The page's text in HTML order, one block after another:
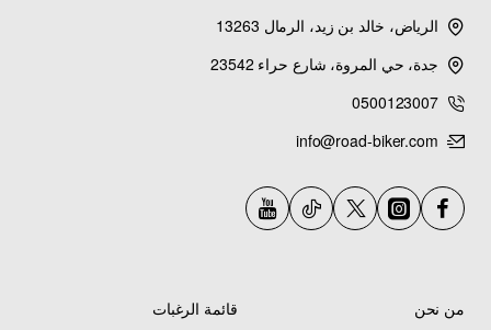
الرياض، خالد بن زيد، الرمال 13263
جدة، حي المروة، شارع حراء 23542
0500123007
info@road-biker.com
من نحن
قائمة الرغبات